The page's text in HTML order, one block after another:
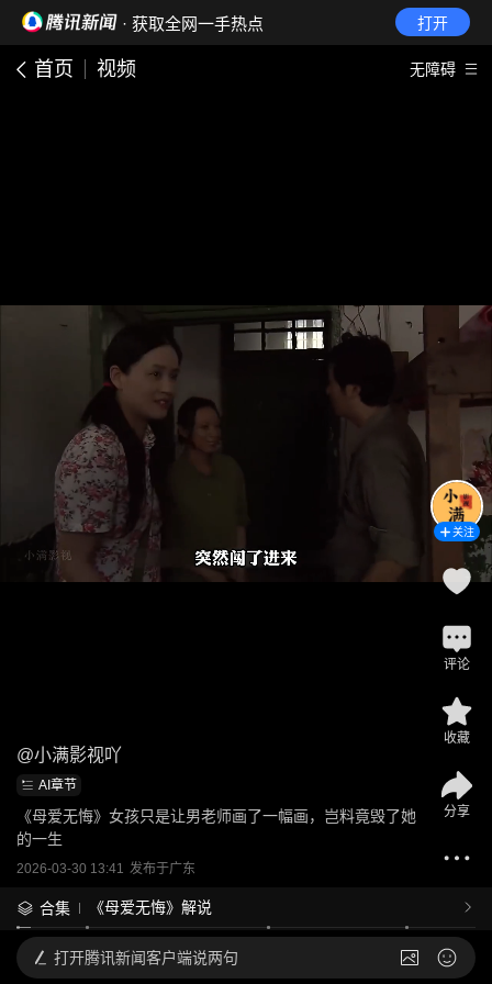
· 获取全网一手热点 打开
首页 视频 无障碍
@小满影视吖
AI章节
《母爱无悔》女孩只是让男老师画了一幅画，岂料竟毁了她
的一生
2026-03-30 13:41 发布于广东
合集 《母爱无悔》解说
关注
评论
收藏
分享
打开腾讯新闻客户端说两句